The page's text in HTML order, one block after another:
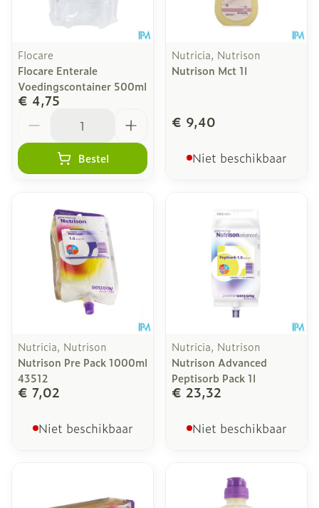
Flocare
Flocare Enterale
Voedingscontainer 500ml
€ 4,75
Bestel
Nutricia, Nutrison
Nutrison Mct 1l
€ 9,40
Niet beschikbaar
Nutricia, Nutrison
Nutrison Pre Pack 1000ml
43512
€ 7,02
Niet beschikbaar
Nutricia, Nutrison
Nutrison Advanced
Peptisorb Pack 1l
€ 23,32
Niet beschikbaar